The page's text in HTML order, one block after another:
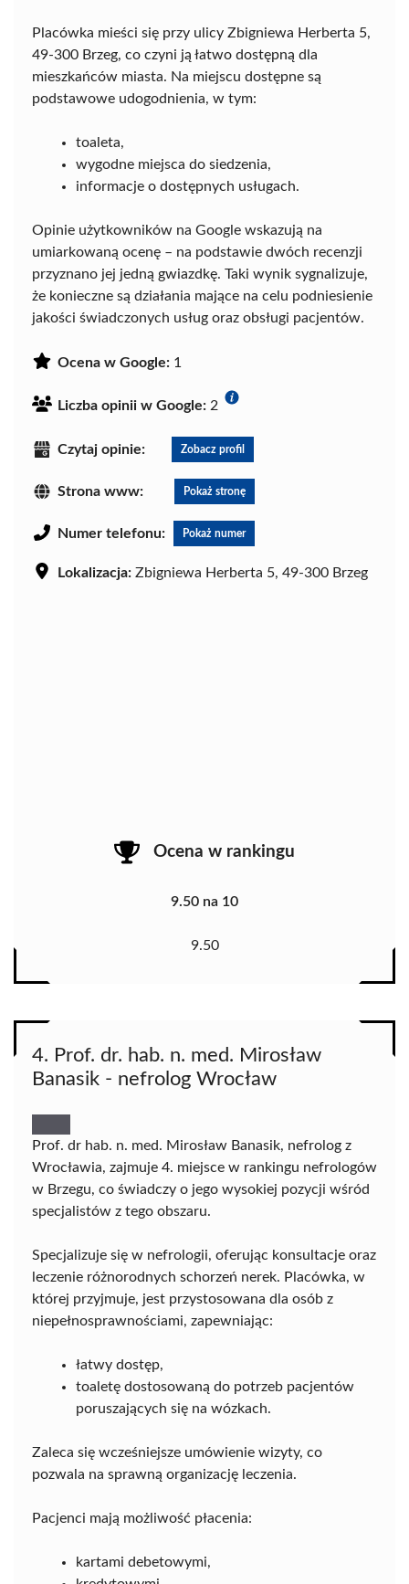
Placówka mieści się przy ulicy Zbigniewa Herberta 5,
49-300 Brzeg, co czyni ją łatwo dostępną dla
mieszkańców miasta. Na miejscu dostępne są
podstawowe udogodnienia, w tym:
toaleta,
wygodne miejsca do siedzenia,
informacje o dostępnych usługach.
Opinie użytkowników na Google wskazują na
umiarkowaną ocenę – na podstawie dwóch recenzji
przyznano jej jedną gwiazdkę. Taki wynik sygnalizuje,
że konieczne są działania mające na celu podniesienie
jakości świadczonych usług oraz obsługi pacjentów.
Ocena w Google: 1
Liczba opinii w Google: 2
Czytaj opinie: Zobacz profil
Strona www: Pokaż stronę
Numer telefonu: Pokaż numer
Lokalizacja: Zbigniewa Herberta 5, 49-300 Brzeg
Ocena w rankingu
9.50 na 10
9.50
4. Prof. dr. hab. n. med. Mirosław
Banasik - nefrolog Wrocław
Prof. dr hab. n. med. Mirosław Banasik, nefrolog z
Wrocławia, zajmuje 4. miejsce w rankingu nefrologów
w Brzegu, co świadczy o jego wysokiej pozycji wśród
specjalistów z tego obszaru.
Specjalizuje się w nefrologii, oferując konsultacje oraz
leczenie różnorodnych schorzeń nerek. Placówka, w
której przyjmuje, jest przystosowana dla osób z
niepełnosprawnościami, zapewniając:
łatwy dostęp,
toaletę dostosowaną do potrzeb pacjentów
poruszających się na wózkach.
Zaleca się wcześniejsze umówienie wizyty, co
pozwala na sprawną organizację leczenia.
Pacjenci mają możliwość płacenia:
kartami debetowymi,